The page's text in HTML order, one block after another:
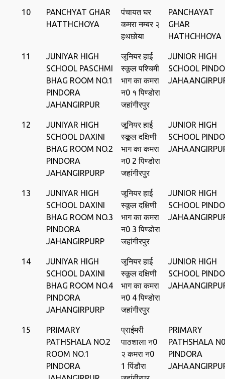
10
PANCHYAT GHAR
HATTHCHOYA
पंचायत घर
कमरा नम्बर २
हथछोया
PANCHAYAT
GHAR
HATHCHHOYA
11
JUNIYAR HIGH
SCHOOL PASCHMI
BHAG ROOM NO.1
PINDORA
JAHANGIRPUR
जूनियर हाई
स्कूल पश्चिमी
भाग का कमरा
न0 १ पिण्‍डोरा
जहांगीरपुर
JUNIOR HIGH
SCHOOL
12
JUNIYAR HIGH
SCHOOL DAXINI
BHAG ROOM NO.2
PINDORA
JAHANGIRPURP
जूनियर हाई
स्कूल दक्षिणी
भाग का कमरा
न0 2 पिण्‍डोरा
जहांगीरपुर
JUNIOR HIGH
SCHOOL
13
JUNIYAR HIGH
SCHOOL DAXINI
BHAG ROOM NO.3
PINDORA
JAHANGIRPURP
जूनियर हाई
स्कूल दक्षिणी
भाग का कमरा
न0 3 पिण्‍डोरा
जहांगीरपुर
JUNIOR HIGH
SCHOOL
14
JUNIYAR HIGH
SCHOOL DAXINI
BHAG ROOM NO.4
PINDORA
JAHANGIRPURP
जूनियर हाई
स्कूल दक्षिणी
भाग का कमरा
न0 4 पिण्‍डोरा
जहांगीरपुर
JUNIOR HIGH
SCHOOL
15
PRIMARY
PATHSHALA NO.2
ROOM NO.1
PINDORA
प्राईमरी
पाठशाला न0
२ कमरा न0
1 पिंडौरा
PRIMARY
PATHSHALA
PINDORA